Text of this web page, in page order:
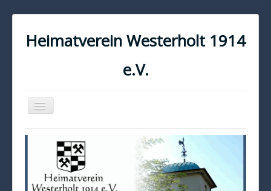
Heimatverein Westerholt 1914
e.V.
Navigation
an/aus
KONTAKT
IMPRESSUM